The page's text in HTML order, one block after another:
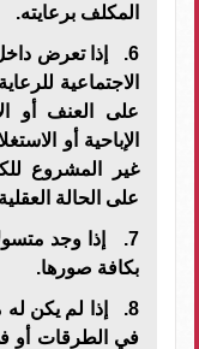
المكلف برعايته.
6. إذا تعرض
الاجتماعية
على العنف أو
الإباحية أو
غير المشروع
على الحالة
7. إذا وجد
بكافة صورها.
8. إذا لم يكن
في الطرقات أو